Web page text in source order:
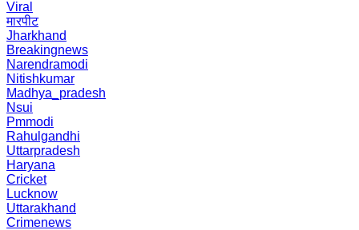
Viral
मारपीट
Jharkhand
Breakingnews
Narendramodi
Nitishkumar
Madhya_pradesh
Nsui
Pmmodi
Rahulgandhi
Uttarpradesh
Haryana
Cricket
Lucknow
Uttarakhand
Crimenews